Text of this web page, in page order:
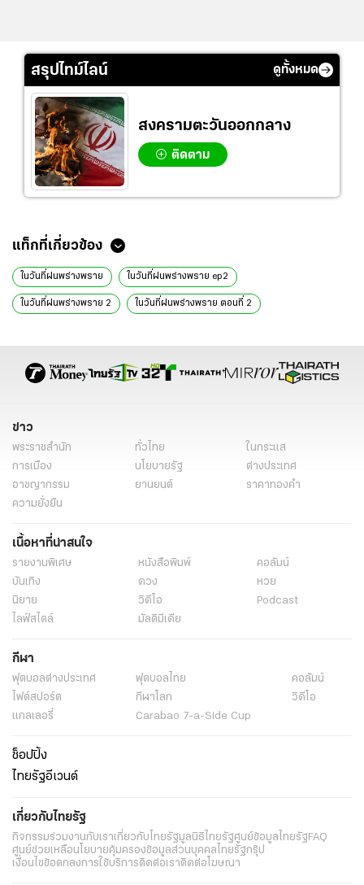
สรุปไทม์ไลน์ ดูทั้งหมด
สงครามตะวันออกกลาง
ติดตาม
แท็กที่เกี่ยวข้อง
ในวันที่ฝนพร่างพราย ในวันที่ฝนพร่างพราย ep2
ในวันที่ฝนพร่างพราย 2 ในวันที่ฝนพร่างพราย ตอนที่ 2
ในวันที่ฝนพร่างพราย วันนี้ ละคร ในวันที่ฝนพร่างพราย
แต้ว ณฐพร
ในวันที่ฝนพร่างพราย นักแสดง ละครช่อง3 ละครใหม่ช่อง3
ละครใหม่ ละครน่าดู 2567 นิยาย ละคร
ข่าว
พระราชสำนัก ทั่วไทย
ในกระแส
การเมือง
นโยบายรัฐ
ต่างประเทศ
อาชญากรรม
ยานยนต์
ราคาทองคำ
ความยั่งยืน
เนื้อหาที่น่าสนใจ
รายงานพิเศษ หนังสือพิมพ์
คอลัมน์
บันเทิง
ดวง
หวย
นิยาย
วิดีโอ
Podcast
ไลฟ์สไตล์
มัลติมีเดีย
กีฬา
ฟุตบอลต่่างประเทศ ฟุตบอลไทย
คอลัมน์
ไฟต์สปอร์ต
กีฬาโลก
วิดีโอ
แกลเลอรี่
Carabao 7-a-Side Cup
ช็อปปิ้ง
ไทยรัฐอีเวนต์
เกี่ยวกับไทยรัฐ
กิจกรรมร่วมงานกับเราเกี่ยวกับไทยรัฐมูลนิธิไทยรัฐศูนย์ข้อมูลไทยรัฐFAQ
ศูนย์ช่วยเหลือนโยบายคุ้มครองข้อมูลส่วนบุคคลไทยรัฐกรุ๊ป
เงื่อนไขข้อตกลงการใช้บริการติดต่อเราติดต่อโฆษณา